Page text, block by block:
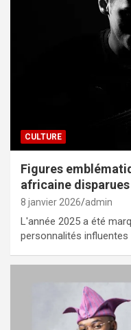
CULTURE
Figures
africaine disparues
8 janvier 2026 admin
L'année 2025 a été
personnalités influentes